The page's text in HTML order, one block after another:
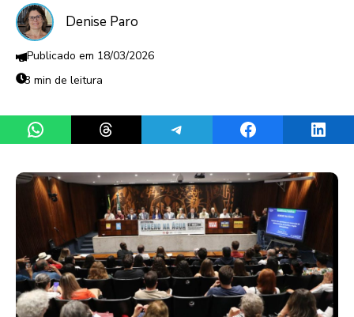
Denise Paro
18/03/2026
3 min de leitura
Share on WhatsAppShare on ThreadsShare on TelegramShare on Facebook